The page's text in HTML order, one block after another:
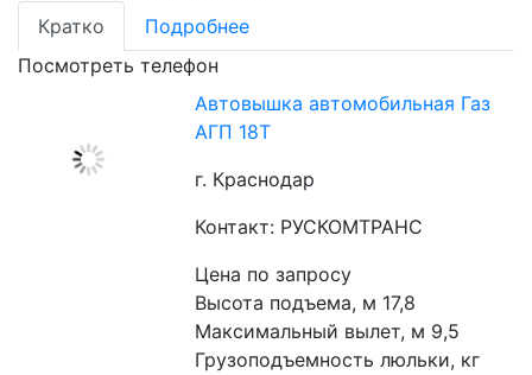
Кратко
Подробнее
Посмотреть телефон
Автовышка автомобильная Газ
АГП 18Т
г. Краснодар
Контакт: РУСКОМТРАНС
Цена по запросу
Высота подъема, м 17,8
Максимальный вылет, м 9,5
Грузоподъемность люльки, кг